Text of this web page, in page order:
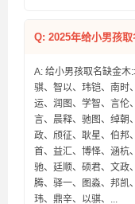
Q: 2025年给小男孩取
A: 给小男孩取名缺金
骐、智以、玮铠、南时
运、润图、学智、言伦
言、晨释、驰图、绰朝
政、颀征、耿星、伯邦
首、益汇、博怿、涵杭
驰、廷顺、硕君、文政
腾、驿一、图淼、邦凯
玮、鼎辛、以骐、...